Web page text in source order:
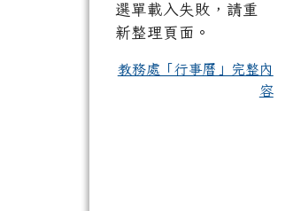
選單載入失敗，請重
新整理頁面。
教務處「行事曆」完整內
容